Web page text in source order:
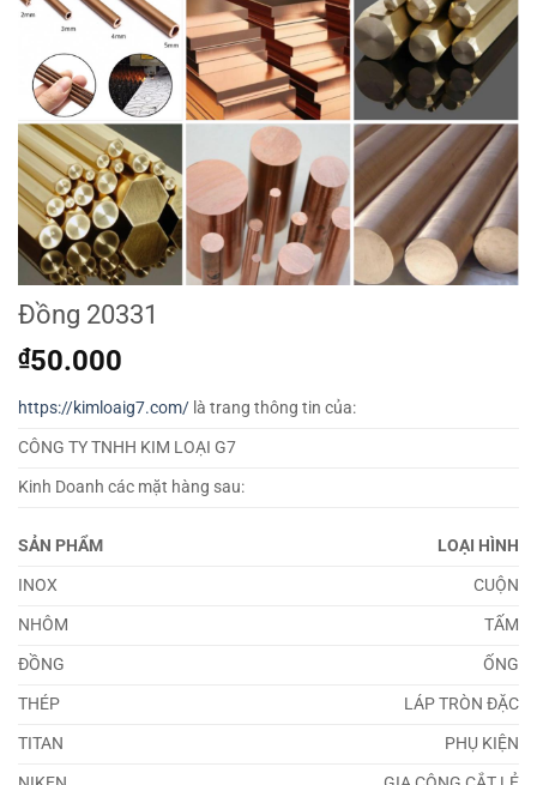
Đồng 20331
₫50.000
https://kimloaig7.com/ là trang thông tin của:
CÔNG TY TNHH KIM LOẠI G7
Kinh Doanh các mặt hàng sau:
SẢN PHẨM
LOẠI HÌNH
INOX
CUỘN
NHÔM
TẤM
ĐỒNG
ỐNG
THÉP
LÁP TRÒN ĐẶC
TITAN
PHỤ KIỆN